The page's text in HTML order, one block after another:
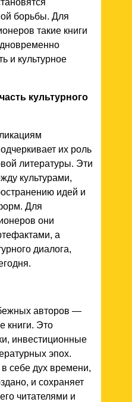
борьбы. Для
такие книги
и культурное
культурного
их роль
литературы. Эти
культурами,
идей и
Для
они
а
диалога,
авторов —
книги. Это
инвестиционные
эпох.
себе дух времени,
и сохраняет
читателями и